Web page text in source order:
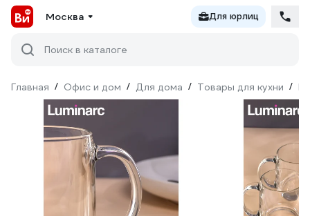
Москва Для юрлиц
Поиск в каталоге
Главная / Офис и дом / Для дома / Товары для кухни /